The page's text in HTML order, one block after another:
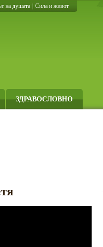
на душата Сила и живот
ЗДРАВОСЛОВНО